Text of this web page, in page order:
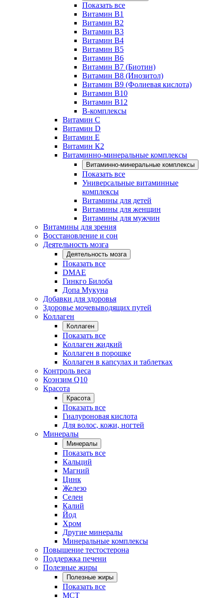
Показать все
Витамин B1
Витамин B2
Витамин B3
Витамин B4
Витамин B5
Витамин B6
Витамин B7 (Биотин)
Витамин B8 (Инозитол)
Витамин B9 (Фолиевая кислота)
Витамин B10
Витамин B12
B-комплексы
Витамин C
Витамин D
Витамин E
Витамин К2
Витаминно-минеральные комплексы
Витаминно-минеральные комплексы
Показать все
Универсальные витаминные
комплексы
Витамины для детей
Витамины для женщин
Витамины для мужчин
Витамины для зрения
Восстановление и сон
Деятельность мозга
Деятельность мозга
Показать все
DMAE
Гинкго Билоба
Допа Мукуна
Добавки для здоровья
Здоровье мочевыводящих путей
Коллаген
Коллаген
Показать все
Коллаген жидкий
Коллаген в порошке
Коллаген в капсулах и таблетках
Контроль веса
Коэнзим Q10
Красота
Красота
Показать все
Гиалуроновая кислота
Для волос, кожи, ногтей
Минералы
Минералы
Показать все
Кальций
Магний
Цинк
Железо
Селен
Калий
Йод
Хром
Другие минералы
Минеральные комплексы
Повышение тестостерона
Поддержка печени
Полезные жиры
Полезные жиры
Показать все
MCT